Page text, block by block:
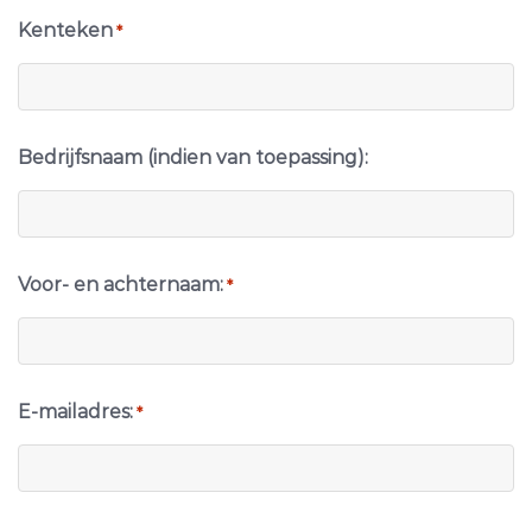
Kenteken *
Bedrijfsnaam (indien van toepassing):
Voor- en achternaam: *
E-mailadres: *